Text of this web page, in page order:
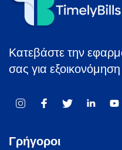
Κατεβάστε την
σας για
Γρήγοροι